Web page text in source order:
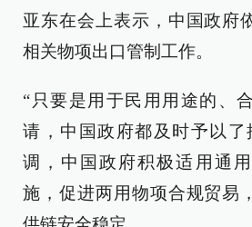
亚东在会上表示，中国政府
相关物项出口管制工作。
“只要是用于民用用途的、
请，中国政府都及时予以了
调，中国政府积极适用通
施，促进两用物项合规贸易